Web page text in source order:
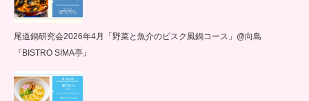
尾道鍋研究会2026年4月「野菜と魚介のビスク風鍋コース」@向島
『BISTRO SIMA亭』